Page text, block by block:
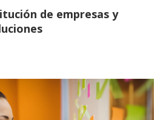
de empresas y